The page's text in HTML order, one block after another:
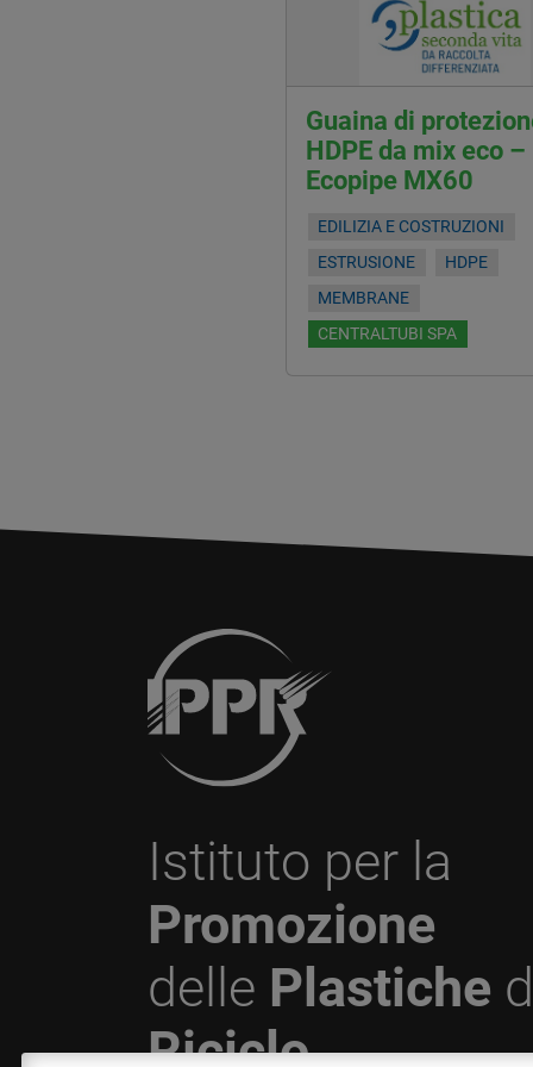
Guaina di
HDPE da mix eco –
Ecopipe MX60
EDILIZIA E COSTRUZIONI
ESTRUSIONE
HDPE
MEMBRANE
CENTRALTUBI SPA
Istituto per la
Promozione
delle Plastiche
Riciclo